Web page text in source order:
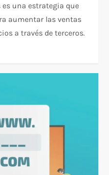
una estrategia que
aumentar las ventas
a través de terceros.